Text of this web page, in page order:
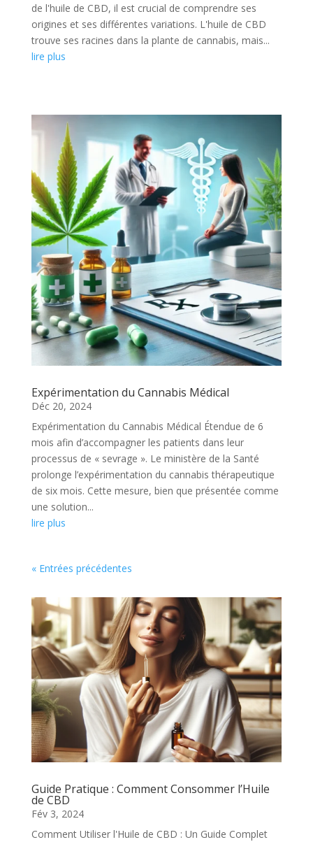
de l'huile de CBD, il est crucial de comprendre ses
origines et ses différentes variations. L'huile de CBD
trouve ses racines dans la plante de cannabis, mais...
lire plus
Expérimentation du Cannabis Médical
Déc 20, 2024
Expérimentation du Cannabis Médical Étendue de 6
mois afin d’accompagner les patients dans leur
processus de « sevrage ». Le ministère de la Santé
prolonge l’expérimentation du cannabis thérapeutique
de six mois. Cette mesure, bien que présentée comme
une solution...
lire plus
« Entrées précédentes
Guide Pratique : Comment Consommer l’Huile
de CBD
Fév 3, 2024
Comment Utiliser l'Huile de CBD : Un Guide Complet